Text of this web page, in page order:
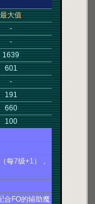
最大值
-
-
1639
601
-
191
660
100
每7级+1），
合FO的辅助魔